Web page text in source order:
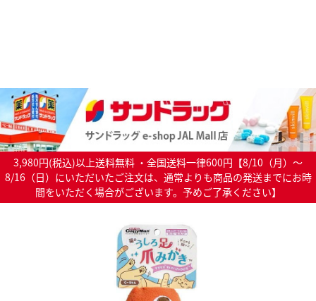
3,980円(税込)以上送料無料 ・全国送料一律600円【8/10（月）～
8/16（日）にいただいたご注文は、通常よりも商品の発送までにお時
間をいただく場合がございます。予めご了承ください】